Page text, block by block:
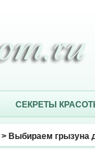
СЕКРЕТЫ
> Выбираем грызуна